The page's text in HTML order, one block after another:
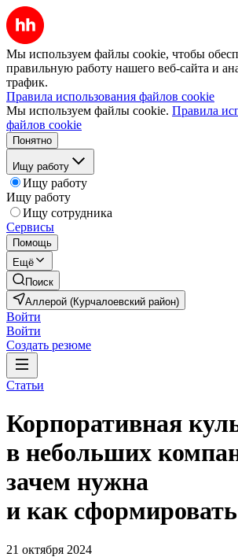
Мы используем файлы cookie, чтобы
правильную работу нашего веб-сайта и
трафик.
Правила использования файлов cookie
Мы используем файлы cookie. Правила
файлов cookie
Понятно
Ищу работу
Ищу работу
Ищу работу
Ищу сотрудника
Сервисы
Помощь
Ещё
Поиск
Аллерой (Курчалоевский район)
Войти
Войти
Создать резюме
Статьи
Корпоративная
в небольших
зачем нужна
и как сформировать
21 октября 2024